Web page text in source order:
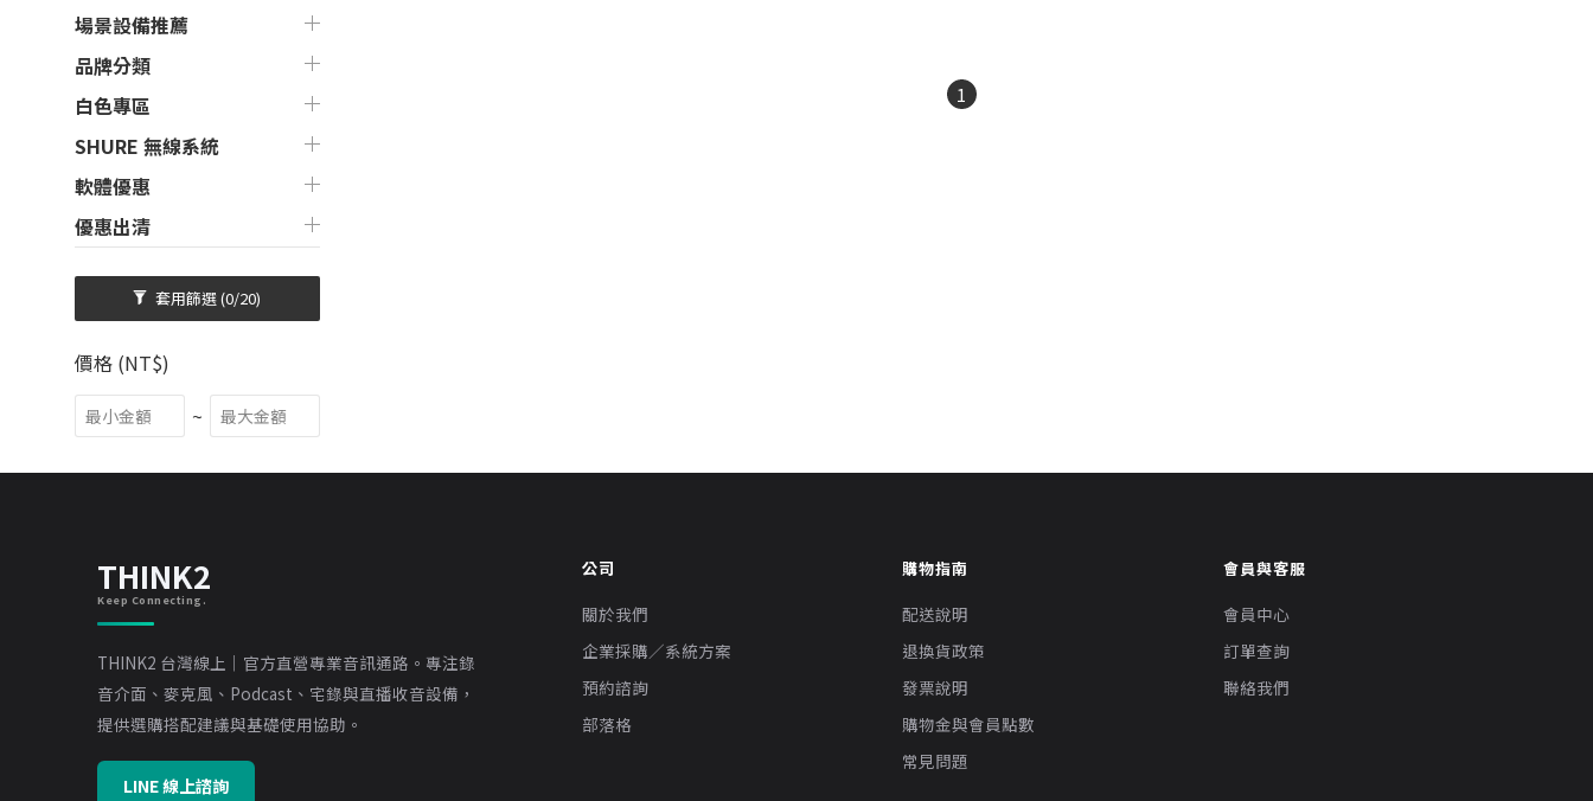
場景設備推薦
品牌分類
白色專區
SHURE 無線系統
軟體優惠
優惠出清
套用篩選(0/20)
價格 (NT$)
~
1
THINK2
Keep Connecting.
THINK2 台灣線上｜官方直營專業音訊通路。專注錄
音介面、麥克風、Podcast、宅錄與直播收音設備，
提供選購搭配建議與基礎使用協助。
LINE 線上諮詢
公司
關於我們
企業採購／系統方案
預約諮詢
部落格
購物指南
配送說明
退換貨政策
發票說明
購物金與會員點數
常見問題
會員與客服
會員中心
訂單查詢
聯絡我們